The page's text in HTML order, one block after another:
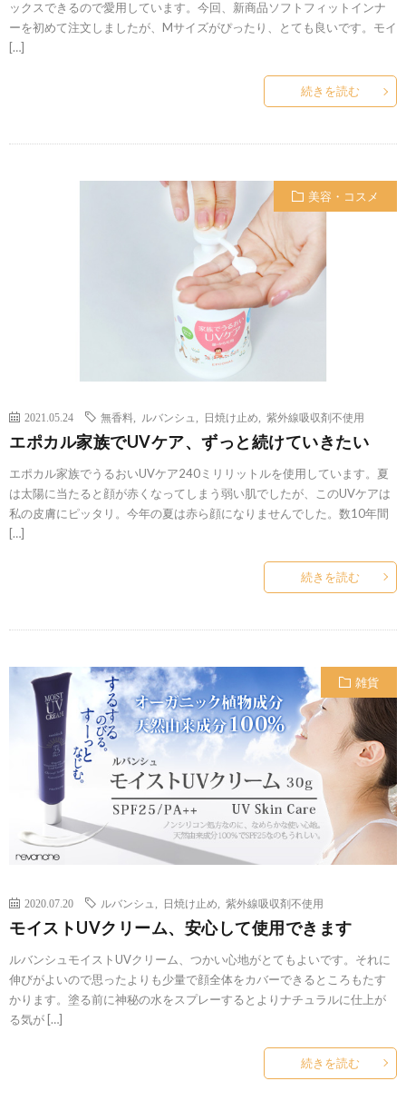
ックスできるので愛用しています。今回、新商品ソフトフィットインナ
ーを初めて注文しましたが、Mサイズがぴったり、とても良いです。モイ
[…]
続きを読む
美容・コスメ
2021.05.24 無香料 ルバンシュ 日焼け止め 紫外線吸収剤不使用
エポカル家族でUVケア、ずっと続けていきたい
エポカル家族でうるおいUVケア240ミリリットルを使用しています。夏
は太陽に当たると顔が赤くなってしまう弱い肌でしたが、このUVケアは
私の皮膚にピッタリ。今年の夏は赤ら顔になりませんでした。数10年間
[…]
続きを読む
雑貨
2020.07.20 ルバンシュ 日焼け止め 紫外線吸収剤不使用
モイストUVクリーム、安心して使用できます
ルバンシュモイストUVクリーム、つかい心地がとてもよいです。それに
伸びがよいので思ったよりも少量で顔全体をカバーできるところもたす
かります。塗る前に神秘の水をスプレーするとよりナチュラルに仕上が
る気が […]
続きを読む